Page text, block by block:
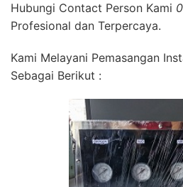
Hubungi Contact Person Kami
Profesional dan Terpercaya.
Kami Melayani Pemasangan
Sebagai Berikut :